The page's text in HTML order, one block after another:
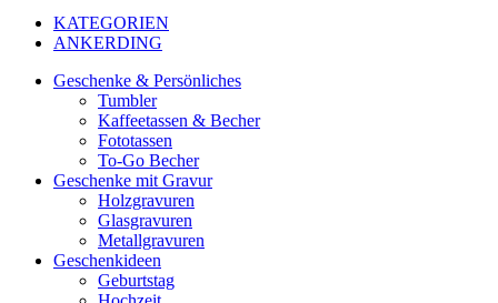
KATEGORIEN
ANKERDING
Geschenke & Persönliches
Tumbler
Kaffeetassen & Becher
Fototassen
To-Go Becher
Geschenke mit Gravur
Holzgravuren
Glasgravuren
Metallgravuren
Geschenkideen
Geburtstag